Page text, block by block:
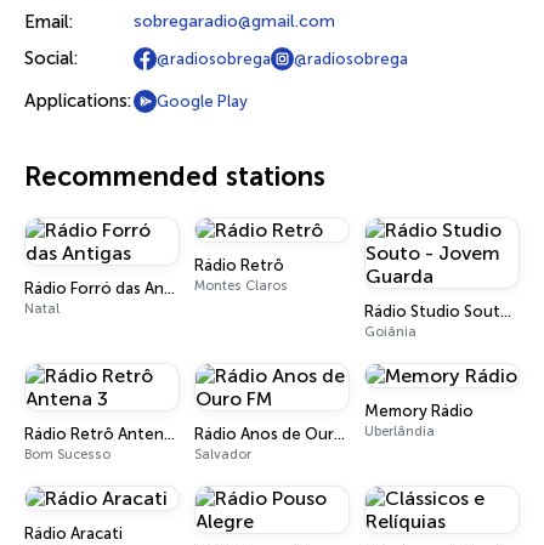
Email: sobregaradio@gmail.com
Social: @radiosobrega @radiosobrega
Applications: Google Play
Recommended stations
Rádio Forró das Antigas
Natal
Rádio Retrô
Montes Claros
Rádio Studio Souto - Jovem Guarda
Goiânia
Rádio Retrô Antena 3
Bom Sucesso
Rádio Anos de Ouro FM
Salvador
Memory Rádio
Uberlândia
Rádio Aracati